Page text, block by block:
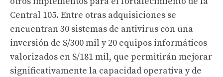
Central 105. Entre otras adquisiciones se
encuentran 30 sistemas de antivirus con una
inversión de S/300 mil y 20 equipos informáticos
valorizados en S/181 mil, que permitirán mejorar
significativamente la capacidad operativa y de